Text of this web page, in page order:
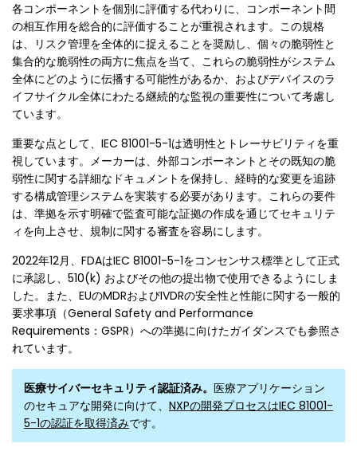
各コンポーネントを個別に評価する代わりに、コンポーネント間
の相互作用を総合的に評価することが重視されます。この規格
は、リスク管理を全体的に捉えることを奨励し、個々の脆弱性と
集合的な脆弱性の両方に焦点を当て、これらの脆弱性がシステム
全体にどのように伝播する可能性があるか、およびデバイスのラ
イフサイクル全体にわたる継続的な監視の重要性について考慮し
ています。
重要な点として、IEC 81001-5-1は透明性とトレーサビリティを重
視しています。メーカーは、外部コンポーネントとその既知の脆
弱性に関する詳細なドキュメントを保持し、経時的な変更を追跡
する構成管理システムを実装する必要があります。これらの要件
は、準拠を示す明確で監査可能な証拠の作成を通じてセキュリテ
ィを向上させ、規制に関する審査を容易にします。
2022年12月、FDAはIEC 81001-5-1をコンセンサス標準として正式
に承認し、510(k) およびその他の提出物で使用できるようにしま
した。また、EUのMDRおよびIVDRの安全性と性能に関する一般的
要求事項（General Safety and Performance
Requirements：GSPR）への準拠に向けたガイダンスでも参照さ
れています。
医療サイバーセキュリティ認証済み。 医療アプリケーション
のセキュアな開発に向けて、 NXPの開発プロセスはIEC 81001-
5-1の認証を取得済みです。